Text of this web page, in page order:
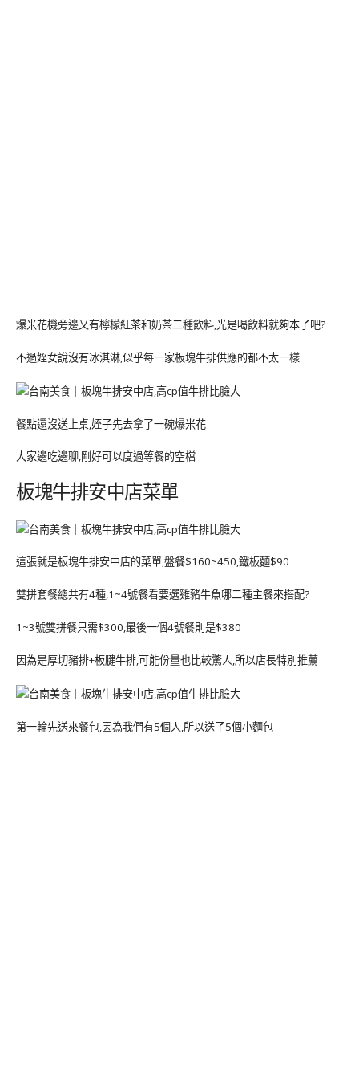
爆米花機旁邊又有檸檬紅茶和奶茶二種飲料,光是喝飲料就夠本了吧?
不過姪女說沒有冰淇淋,似乎每一家板塊牛排供應的都不太一樣
餐點還沒送上桌,姪子先去拿了一碗爆米花
大家邊吃邊聊,剛好可以度過等餐的空檔
板塊牛排安中店菜單
這張就是板塊牛排安中店的菜單,盤餐$160~450,鐵板麵$90
雙拼套餐總共有4種,1~4號餐看要選雞豬牛魚哪二種主餐來搭配?
1~3號雙拼餐只需$300,最後一個4號餐則是$380
因為是厚切豬排+板腱牛排,可能份量也比較驚人,所以店長特別推薦
第一輪先送來餐包,因為我們有5個人,所以送了5個小麵包